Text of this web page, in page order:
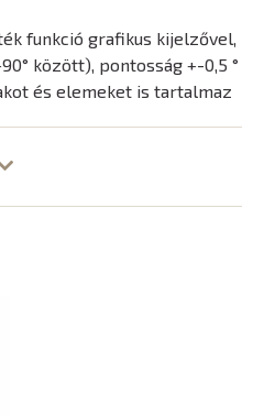
funkció grafikus kijelzővel,
között), pontosság +-0,5 °
és elemeket is tartalmaz